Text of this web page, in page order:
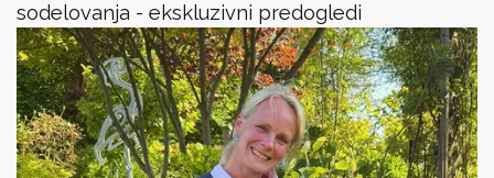
sodelovanja - ekskluzivni predogledi